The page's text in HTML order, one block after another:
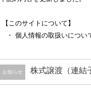
【このサイトについて】
・ 個人情報の取扱いについ
お知らせ 株式譲渡（連結